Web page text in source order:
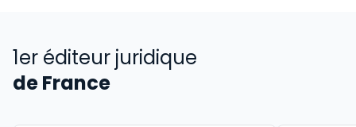
1er éditeur juridique
de France